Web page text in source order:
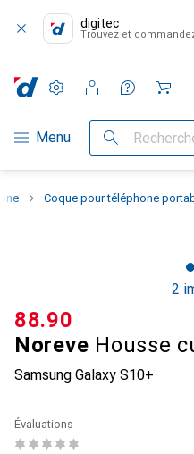
digitec
Trouvez et
Navigation par catégorie
Menu Recherche
Paramètres
Compte client
Listes de comparaison
Listes d'envies
Panier
Coque pour téléphone
2
Noreve Housse
Samsung Galaxy S10+
CHF
88.90
Évaluations